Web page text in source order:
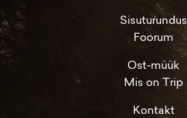
Sisuturundus
Foorum
Ost-müük
Mis on Trip
Kontakt